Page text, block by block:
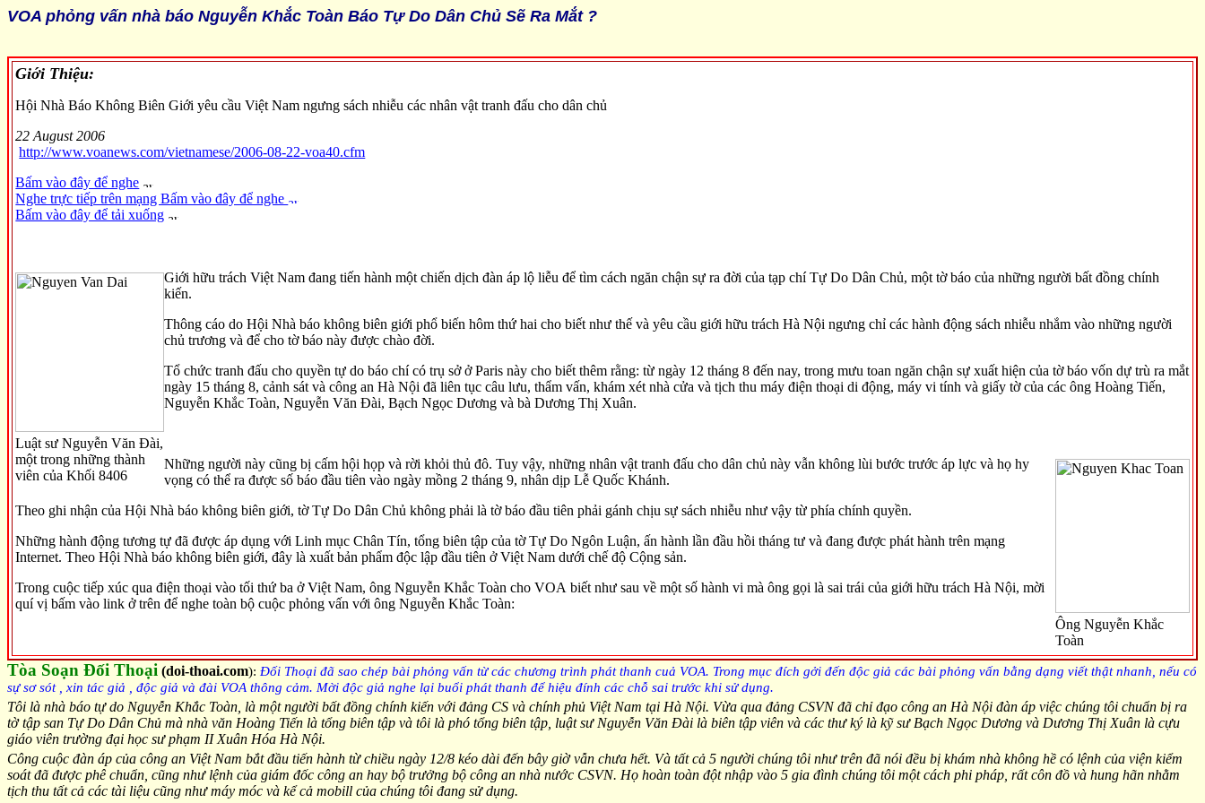
VOA phỏng vấn nhà báo Nguyễn Khắc Toàn Báo Tự Do Dân Chủ Sẽ Ra Mắt ?
Giới Thiệu:
Hội Nhà Báo Không Biên Giới yêu cầu Việt Nam ngưng sách nhiễu các nhân vật tranh đấu cho dân chủ
22 August 2006
http://www.voanews.com/vietnamese/2006-08-22-voa40.cfm
Bấm vào đây để nghe
Nghe trực tiếp trên mạng Bấm vào đây để nghe
Bấm vào đây để tải xuống
Luật sư Nguyễn Văn Ðài,
một trong những thành
viên của Khối 8406
Giới hữu trách Việt Nam đang tiến hành một chiến dịch đàn áp lộ liễu để tìm cách ngăn chận sự ra đời của tạp chí Tự Do Dân Chủ, một tờ báo của những người bất đồng chính
kiến.
Thông cáo do Hội Nhà báo không biên giới phổ biến hôm thứ hai cho biết như thế và yêu cầu giới hữu trách Hà Nội ngưng chỉ các hành động sách nhiễu nhắm vào những người
chủ trương và để cho tờ báo này được chào đời.
Tổ chức tranh đấu cho quyền tự do báo chí có trụ sở ở Paris này cho biết thêm rằng: từ ngày 12 tháng 8 đến nay, trong mưu toan ngăn chận sự xuất hiện của tờ báo vốn dự trù ra mắt
ngày 15 tháng 8, cảnh sát và công an Hà Nội đã liên tục câu lưu, thẩm vấn, khám xét nhà cửa và tịch thu máy điện thoại di động, máy vi tính và giấy tờ của các ông Hoàng Tiến,
Nguyễn Khắc Toàn, Nguyễn Văn Đài, Bạch Ngọc Dương và bà Dương Thị Xuân.
Ông Nguyễn Khắc
Toàn
Những người này cũng bị cấm hội họp và rời khỏi thủ đô. Tuy vậy, những nhân vật tranh đấu cho dân chủ này vẫn không lùi bước trước áp lực và họ hy
vọng có thể ra được số báo đầu tiên vào ngày mồng 2 tháng 9, nhân dịp Lễ Quốc Khánh.
Theo ghi nhận của Hội Nhà báo không biên giới, tờ Tự Do Dân Chủ không phải là tờ báo đầu tiên phải gánh chịu sự sách nhiễu như vậy từ phía chính quyền.
Những hành động tương tự đã được áp dụng với Linh mục Chân Tín, tổng biên tập của tờ Tự Do Ngôn Luận, ấn hành lần đầu hồi tháng tư và đang được phát hành trên mạng
Internet. Theo Hội Nhà báo không biên giới, đây là xuất bản phẩm độc lập đầu tiên ở Việt Nam dưới chế độ Cộng sản.
Trong cuộc tiếp xúc qua điện thoại vào tối thứ ba ở Việt Nam, ông Nguyễn Khắc Toàn cho VOA biết như sau về một số hành vi mà ông gọi là sai trái của giới hữu trách Hà Nội, mời
quí vị bấm vào link ở trên để nghe toàn bộ cuộc phỏng vấn với ông Nguyễn Khắc Toàn:
Tòa Soạn Đối Thoại (doi-thoai.com): Đối Thoại đã sao chép bài phỏng vấn từ các chương trình phát thanh cuả VOA. Trong mục đích gởi đến độc giả các bài phỏng vấn bằng dạng viết thật nhanh, nếu có
sự sơ sót , xin tác giả , độc giả và đài VOA thông cảm. Mời độc giả nghe lại buổi phát thanh để hiệu đính các chỗ sai trước khi sử dụng.
Tôi là nhà báo tự do Nguyễn Khắc Toàn, là một người bất đồng chính kiến với đảng CS và chính phủ Việt Nam tại Hà Nội. Vừa qua đảng CSVN đã chỉ đạo công an Hà Nội đàn áp việc chúng tôi chuẩn bị ra
tờ tập san Tự Do Dân Chủ mà nhà văn Hoàng Tiến là tổng biên tập và tôi là phó tổng biên tập, luật sư Nguyễn Văn Đài là biên tập viên và các thư ký là kỹ sư Bạch Ngọc Dương và Dương Thị Xuân là cựu
giáo viên trường đại học sư phạm II Xuân Hóa Hà Nội.
Công cuộc đàn áp của công an Việt Nam bắt đầu tiến hành từ chiều ngày 12/8 kéo dài đến bây giờ vẫn chưa hết. Và tất cả 5 người chúng tôi như trên đã nói đều bị khám nhà không hề có lệnh của viện kiểm
soát đã được phê chuẩn, cũng như lệnh của giám đốc công an hay bộ trưởng bộ công an nhà nước CSVN. Họ hoàn toàn đột nhập vào 5 gia đình chúng tôi một cách phi pháp, rất côn đồ và hung hãn nhằm
tịch thu tất cả các tài liệu cũng như máy móc và kể cả mobill của chúng tôi đang sử dụng.